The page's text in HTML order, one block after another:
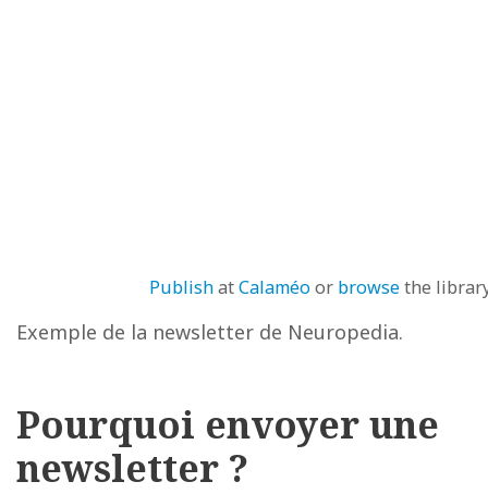
PublishatCalaméoor browsethe
Exemple de la newsletter de Neuropedia.
Pourquoi envoyer une
newsletter ?